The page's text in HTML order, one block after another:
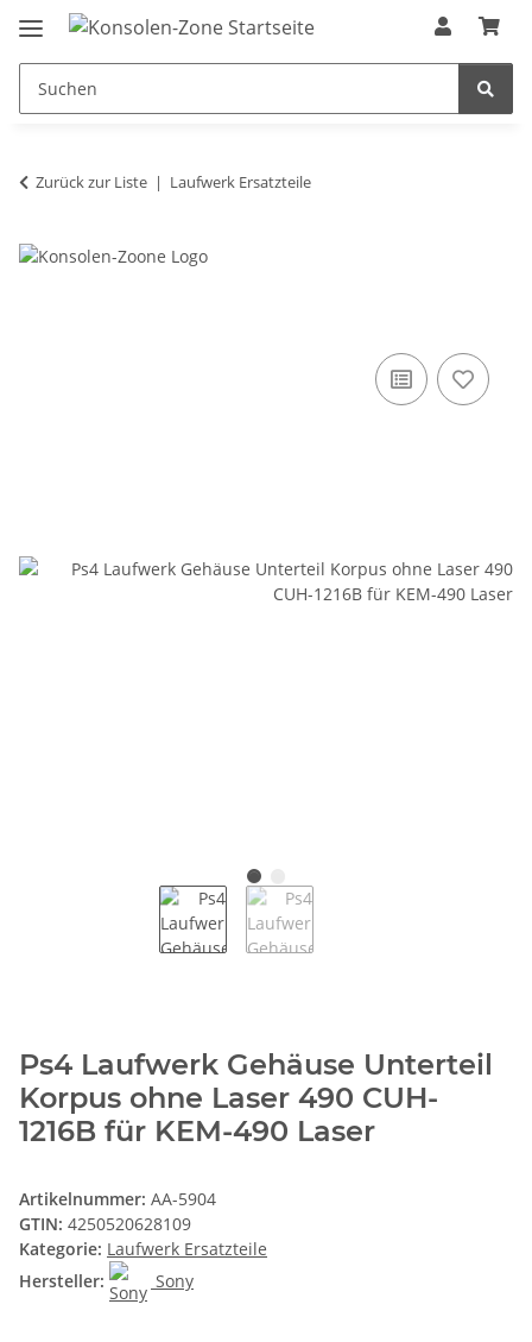
Zurück zur Liste Laufwerk Ersatzteile
Ps4 Laufwerk Gehäuse Unterteil
Korpus ohne Laser 490 CUH-
1216B für KEM-490 Laser
Artikelnummer: AA-5904
GTIN: 4250520628109
Kategorie: Laufwerk Ersatzteile
Hersteller:
Sony